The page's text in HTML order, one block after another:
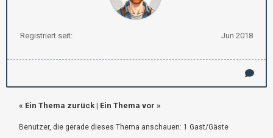
Registriert seit: Jun 2018
« Ein Thema zurück | Ein Thema vor »
Benutzer, die gerade dieses Thema anschauen: 1 Gast/Gäste